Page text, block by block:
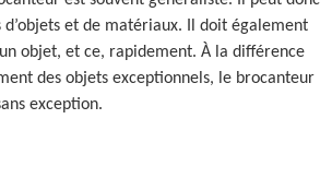
d’objets et de matériaux. Il doit également
objet, et ce, rapidement. À la différence
des objets exceptionnels, le brocanteur
exception.